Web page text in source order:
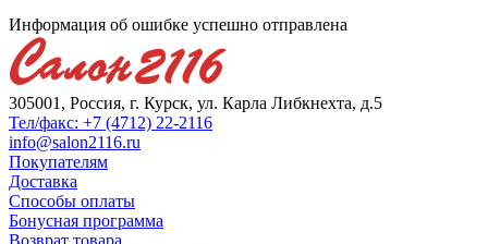
Информация об ошибке успешно отправлена
305001, Россия, г. Курск, ул. Карла Либкнехта, д.5
Тел/факс: +7 (4712) 22-2116
info@salon2116.ru
Покупателям
Доставка
Способы оплаты
Бонусная программа
Возврат товара